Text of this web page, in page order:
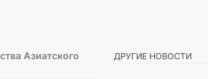
Азиатского
ДРУГИЕ НОВОСТИ